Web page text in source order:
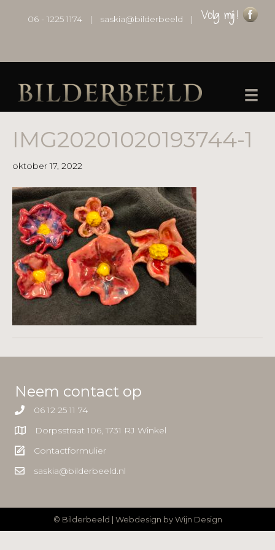
06 - 1225 1174 | saskia@bilderbeeld |
IMG20201020193744-1
oktober 17, 2022
Neem contact op
06 12 25 11 74
Dorpsstraat 106, 1731 RJ Winkel
Contactformulier
saskia@bilderbeeld.nl
© Bilderbeeld | Webdesign byWijn Design